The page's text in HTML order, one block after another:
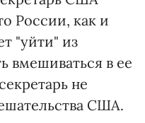
России, как и
"уйти" из
вмешиваться в ее
не
США.